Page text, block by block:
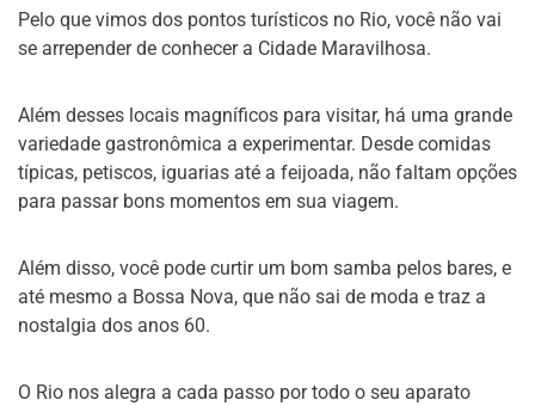
Pelo que vimos dos pontos turísticos no Rio, você não vai
se arrepender de conhecer a Cidade Maravilhosa.
Além desses locais magníficos para visitar, há uma grande
variedade gastronômica a experimentar. Desde comidas
típicas, petiscos, iguarias até a feijoada, não faltam opções
para passar bons momentos em sua viagem.
Além disso, você pode curtir um bom samba pelos bares, e
até mesmo a Bossa Nova, que não sai de moda e traz a
nostalgia dos anos 60.
O Rio nos alegra a cada passo por todo o seu aparato